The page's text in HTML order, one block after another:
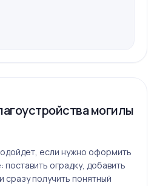
могилы
если нужно оформить
поставить оградку, добавить
сразу получить понятный